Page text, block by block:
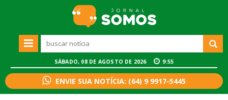
SÁBADO, 08 DE AGOSTO DE 2026 9:55
ENVIE SUA NOTÍCIA: (64) 9 9917-5445